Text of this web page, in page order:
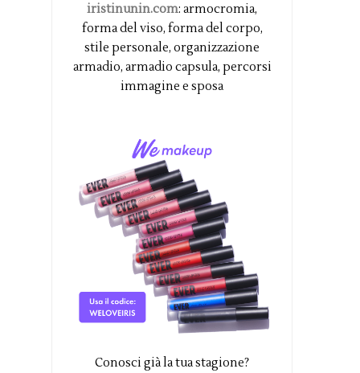
iristinunin.com: armocromia,
forma del viso, forma del corpo,
stile personale, organizzazione
armadio, armadio capsula, percorsi
immagine e sposa
Conosci già la tua stagione?